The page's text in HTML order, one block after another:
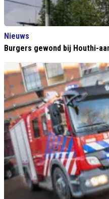
Nieuws
Burgers gewond bij Houthi-